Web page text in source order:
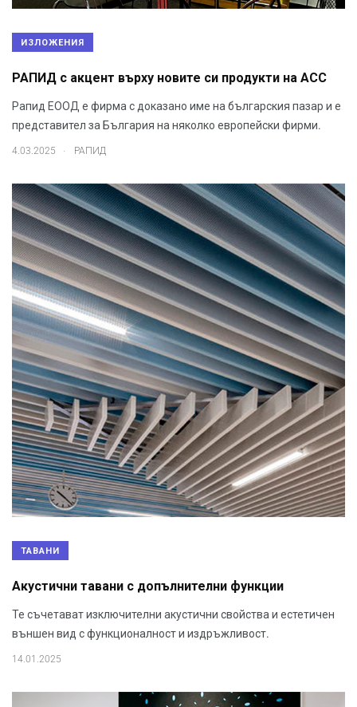
ИЗЛОЖЕНИЯ
РАПИД с акцент върху новите си продукти на АСС
Рапид ЕООД е фирма с доказано име на българския пазар и е
представител за България на няколко европейски фирми.
4.03.2025 . РАПИД
ТАВАНИ
Акустични тавани с допълнителни функции
Те съчетават изключителни акустични свойства и естетичен
външен вид с функционалност и издръжливост.
14.01.2025